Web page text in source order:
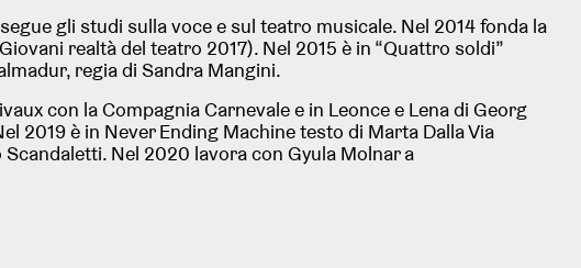
gli studi sulla voce e sul teatro musicale. Nel 2014 fonda la
realtà del teatro 2017). Nel 2015 è in “Quattro soldi”
regia di Sandra Mangini.
con la Compagnia Carnevale e in Leonce e Lena di Georg
2019 è in Never Ending Machine testo di Marta Dalla Via
Nel 2020 lavora con Gyula Molnar a